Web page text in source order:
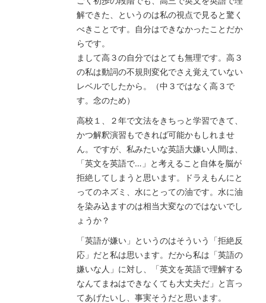
解できた、というのは私の視点で見ると驚く
べきことです。自分はできなかったことだか
らです。
まして高３の自分ではとても無理です。高３
の私は動詞の不規則変化でさえ覚えていない
レベルでしたから。（中３ではなく高３で
す。念のため）
高校１、２年で文法をきちっと学習できて、
かつ解釈演習もできれば可能かもしれませ
ん。ですが、私みたいな英語大嫌い人間は、
「英文を英語で…」と考えること自体を脳が
拒絶してしまうと思います。ドラえもんにと
ってのネズミ、水にとっての油です。水に油
を染み込ますのは相当大変なのではないでし
ょうか？
「英語が嫌い」というのはそういう「拒絶反
応」だと私は思います。だから私は「英語の
嫌いな人」に対し、「英文を英語で理解する
なんてまねはできなくても大丈夫だ」と言っ
てあげたいし、事実そうだと思います。